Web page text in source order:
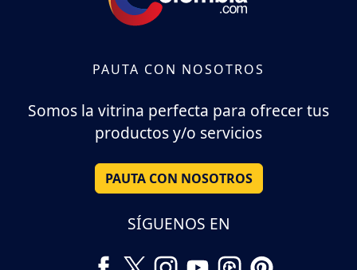
PAUTA CON NOSOTROS
Somos la vitrina perfecta para ofrecer tus
productos y/o servicios
PAUTA CON NOSOTROS
SÍGUENOS EN